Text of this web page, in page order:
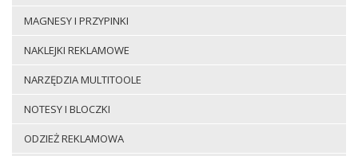
MAGNESY I PRZYPINKI
NAKLEJKI REKLAMOWE
NARZĘDZIA MULTITOOLE
NOTESY I BLOCZKI
ODZIEŻ REKLAMOWA